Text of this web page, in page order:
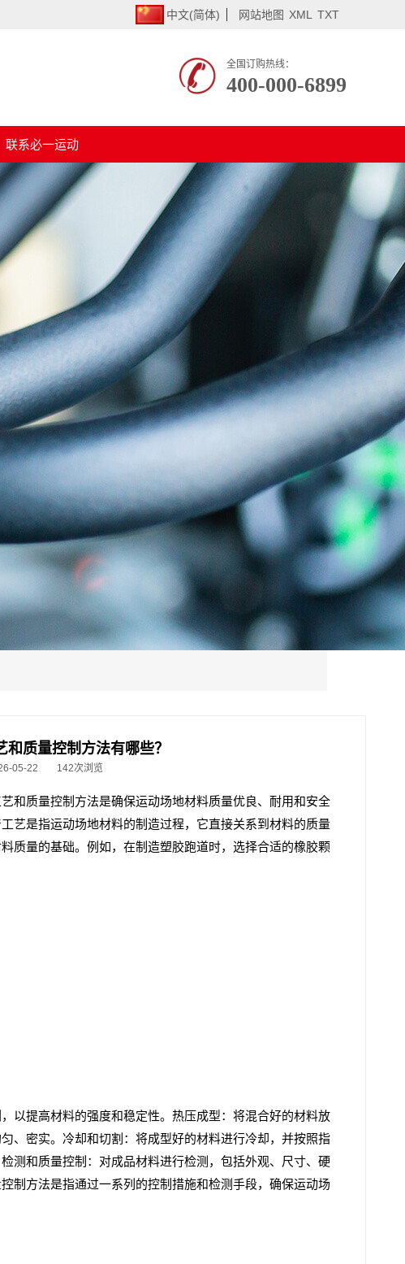
中文(简体) 网站地图 XML TXT
全国订购热线：
400-000-6899
联系必一运动
质量控制方法有哪些？
05-22 142次浏览
和质量控制方法是确保运动场地材料质量优良、耐用和安全
艺是指运动场地材料的制造过程，它直接关系到材料的质量
质量的基础。例如，在制造塑胶跑道时，选择合适的橡胶颗
以提高材料的强度和稳定性。热压成型：将混合好的材料放
、密实。冷却和切割：将成型好的材料进行冷却，并按照指
测和质量控制：对成品材料进行检测，包括外观、尺寸、硬
制方法是指通过一系列的控制措施和检测手段，确保运动场